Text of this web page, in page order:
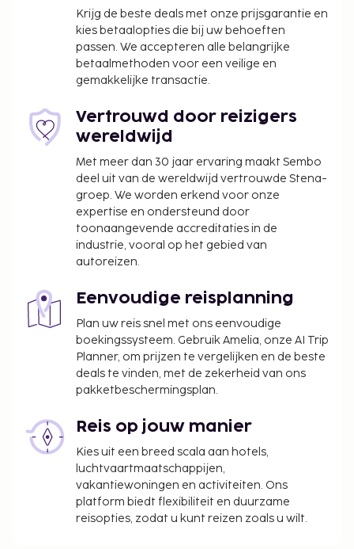
We hebben alle kosten vermeld die de
accommodatie aan ons heeft doorgegeven.
Krijg de beste deals met onze prijsgarantie en
kies betaalopties die bij uw behoeften
passen. We accepteren alle belangrijke
betaalmethoden voor een veilige en
gemakkelijke transactie.
Vertrouwd door reizigers
wereldwijd
Met meer dan 30 jaar ervaring maakt Sembo
deel uit van de wereldwijd vertrouwde Stena-
groep. We worden erkend voor onze
expertise en ondersteund door
toonaangevende accreditaties in de
industrie, vooral op het gebied van
autoreizen.
Eenvoudige reisplanning
Plan uw reis snel met ons eenvoudige
boekingssysteem. Gebruik Amelia, onze AI Trip
Planner, om prijzen te vergelijken en de beste
deals te vinden, met de zekerheid van ons
pakketbeschermingsplan.
Reis op jouw manier
Kies uit een breed scala aan hotels,
luchtvaartmaatschappijen,
vakantiewoningen en activiteiten. Ons
platform biedt flexibiliteit en duurzame
reisopties, zodat u kunt reizen zoals u wilt.